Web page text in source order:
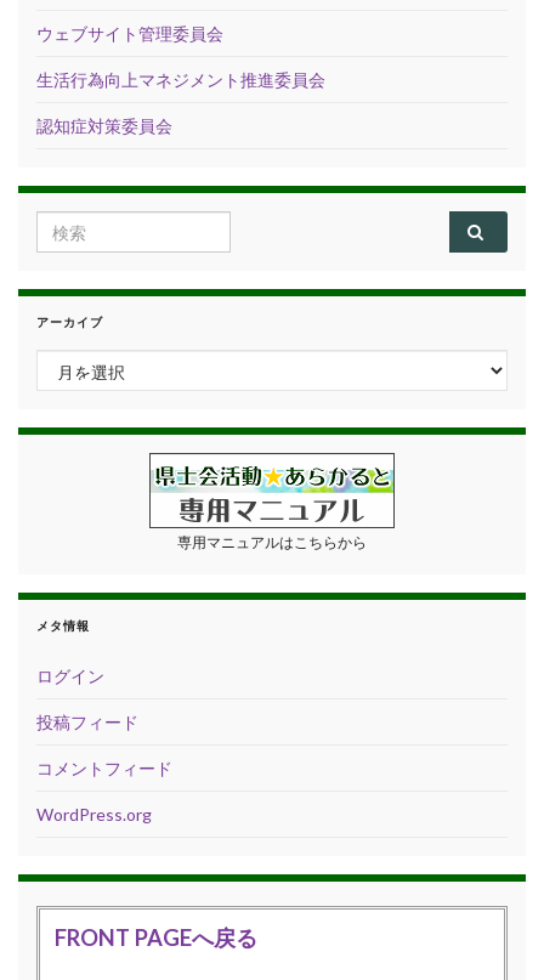
ウェブサイト管理委員会
生活行為向上マネジメント推進委員会
認知症対策委員会
Search for:
アーカイブ
アーカイブ
専用マニュアルはこちらから
メタ情報
ログイン
投稿フィード
コメントフィード
WordPress.org
FRONT PAGEへ戻る